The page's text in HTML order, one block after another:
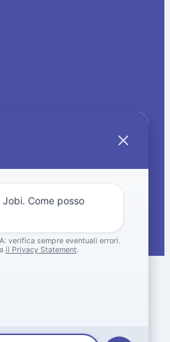
Jobi
volte
powered by Gruppo Spaggiari
& New Social Media